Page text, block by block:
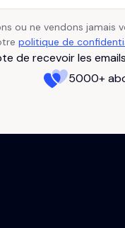
ou ne vendons jamais
politique de
de recevoir les
5000+